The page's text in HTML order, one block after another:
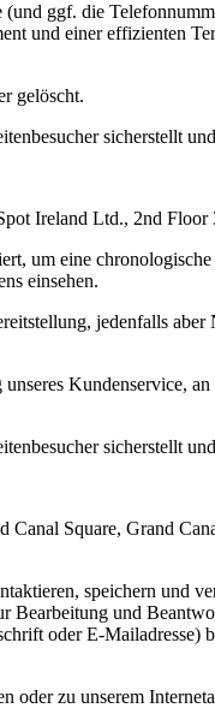
ggf. die
und einer effizienten
gelöscht.
sicherstellt
Ireland Ltd., 2nd
um eine
einsehen.
jedenfalls
Kundenservice,
sicherstellt
Square, Grand
speichern und
und
oder E-Mailadresse)
zu unserem